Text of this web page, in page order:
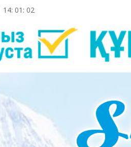
14: 01 : 03